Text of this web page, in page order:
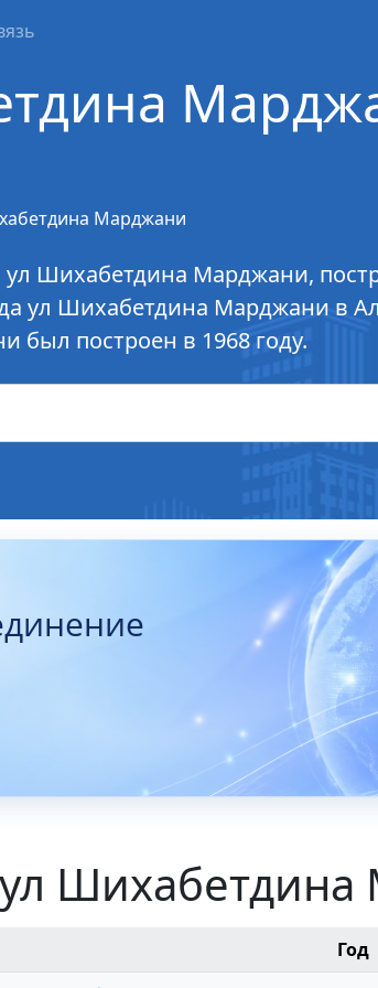
Марджани
Шихабетдина Марджани,
Шихабетдина Марджани в
построен в 1968 году.
Год